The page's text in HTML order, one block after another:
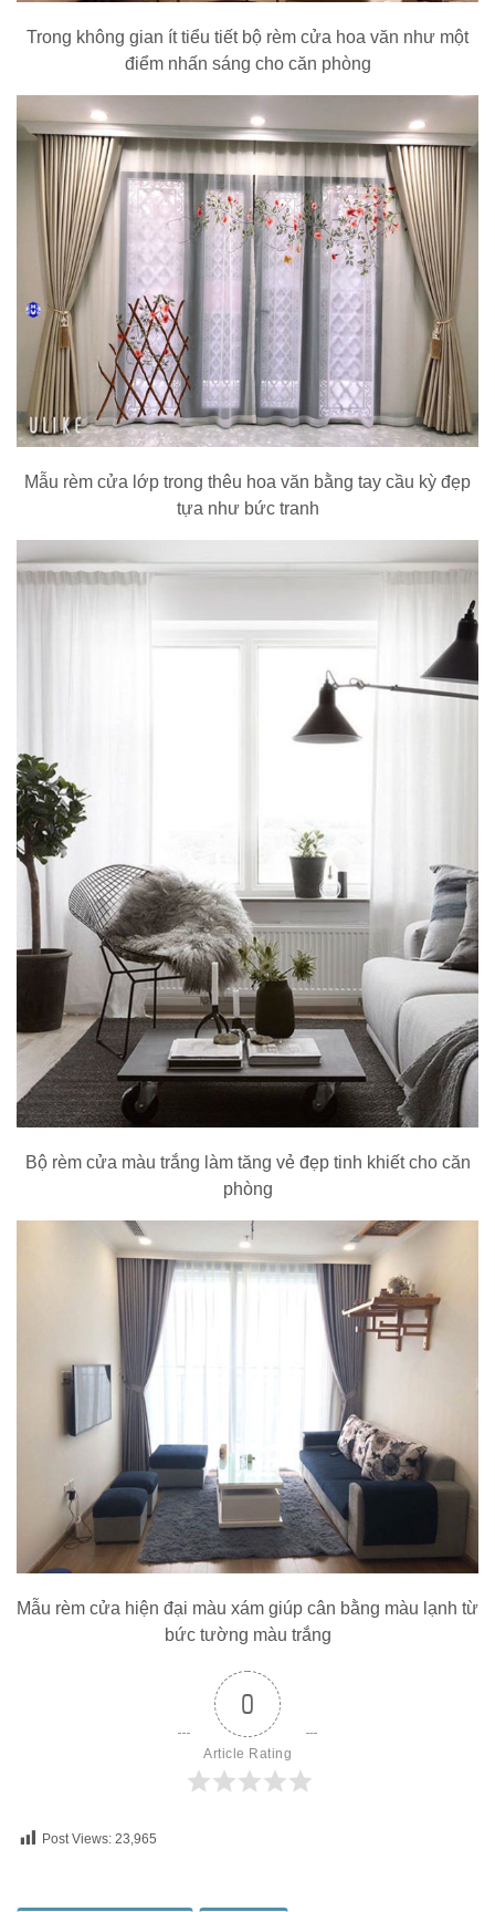
Trong không gian ít tiểu tiết bộ rèm cửa hoa văn như một
điểm nhấn sáng cho căn phòng
Mẫu rèm cửa lớp trong thêu hoa văn bằng tay cầu kỳ đẹp
tựa như bức tranh
Bộ rèm cửa màu trắng làm tăng vẻ đẹp tinh khiết cho căn
phòng
Mẫu rèm cửa hiện đại màu xám giúp cân bằng màu lạnh từ
bức tường màu trắng
0
Article Rating
Post Views: 23,965